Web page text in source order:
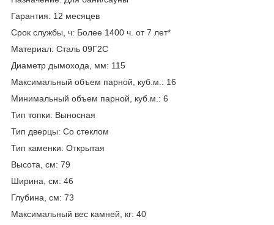
Гарантия: 12 месяцев
Срок службы, ч: Более 1400 ч. от 7 лет*
Материал: Сталь 09Г2С
Диаметр дымохода, мм: 115
Максимальный объем парной, куб.м.: 16
Минимальный объем парной, куб.м.: 6
Тип топки: Выносная
Тип дверцы: Со стеклом
Тип каменки: Открытая
Высота, см: 79
Ширина, см: 46
Глубина, см: 73
Максимальный вес камней, кг: 40